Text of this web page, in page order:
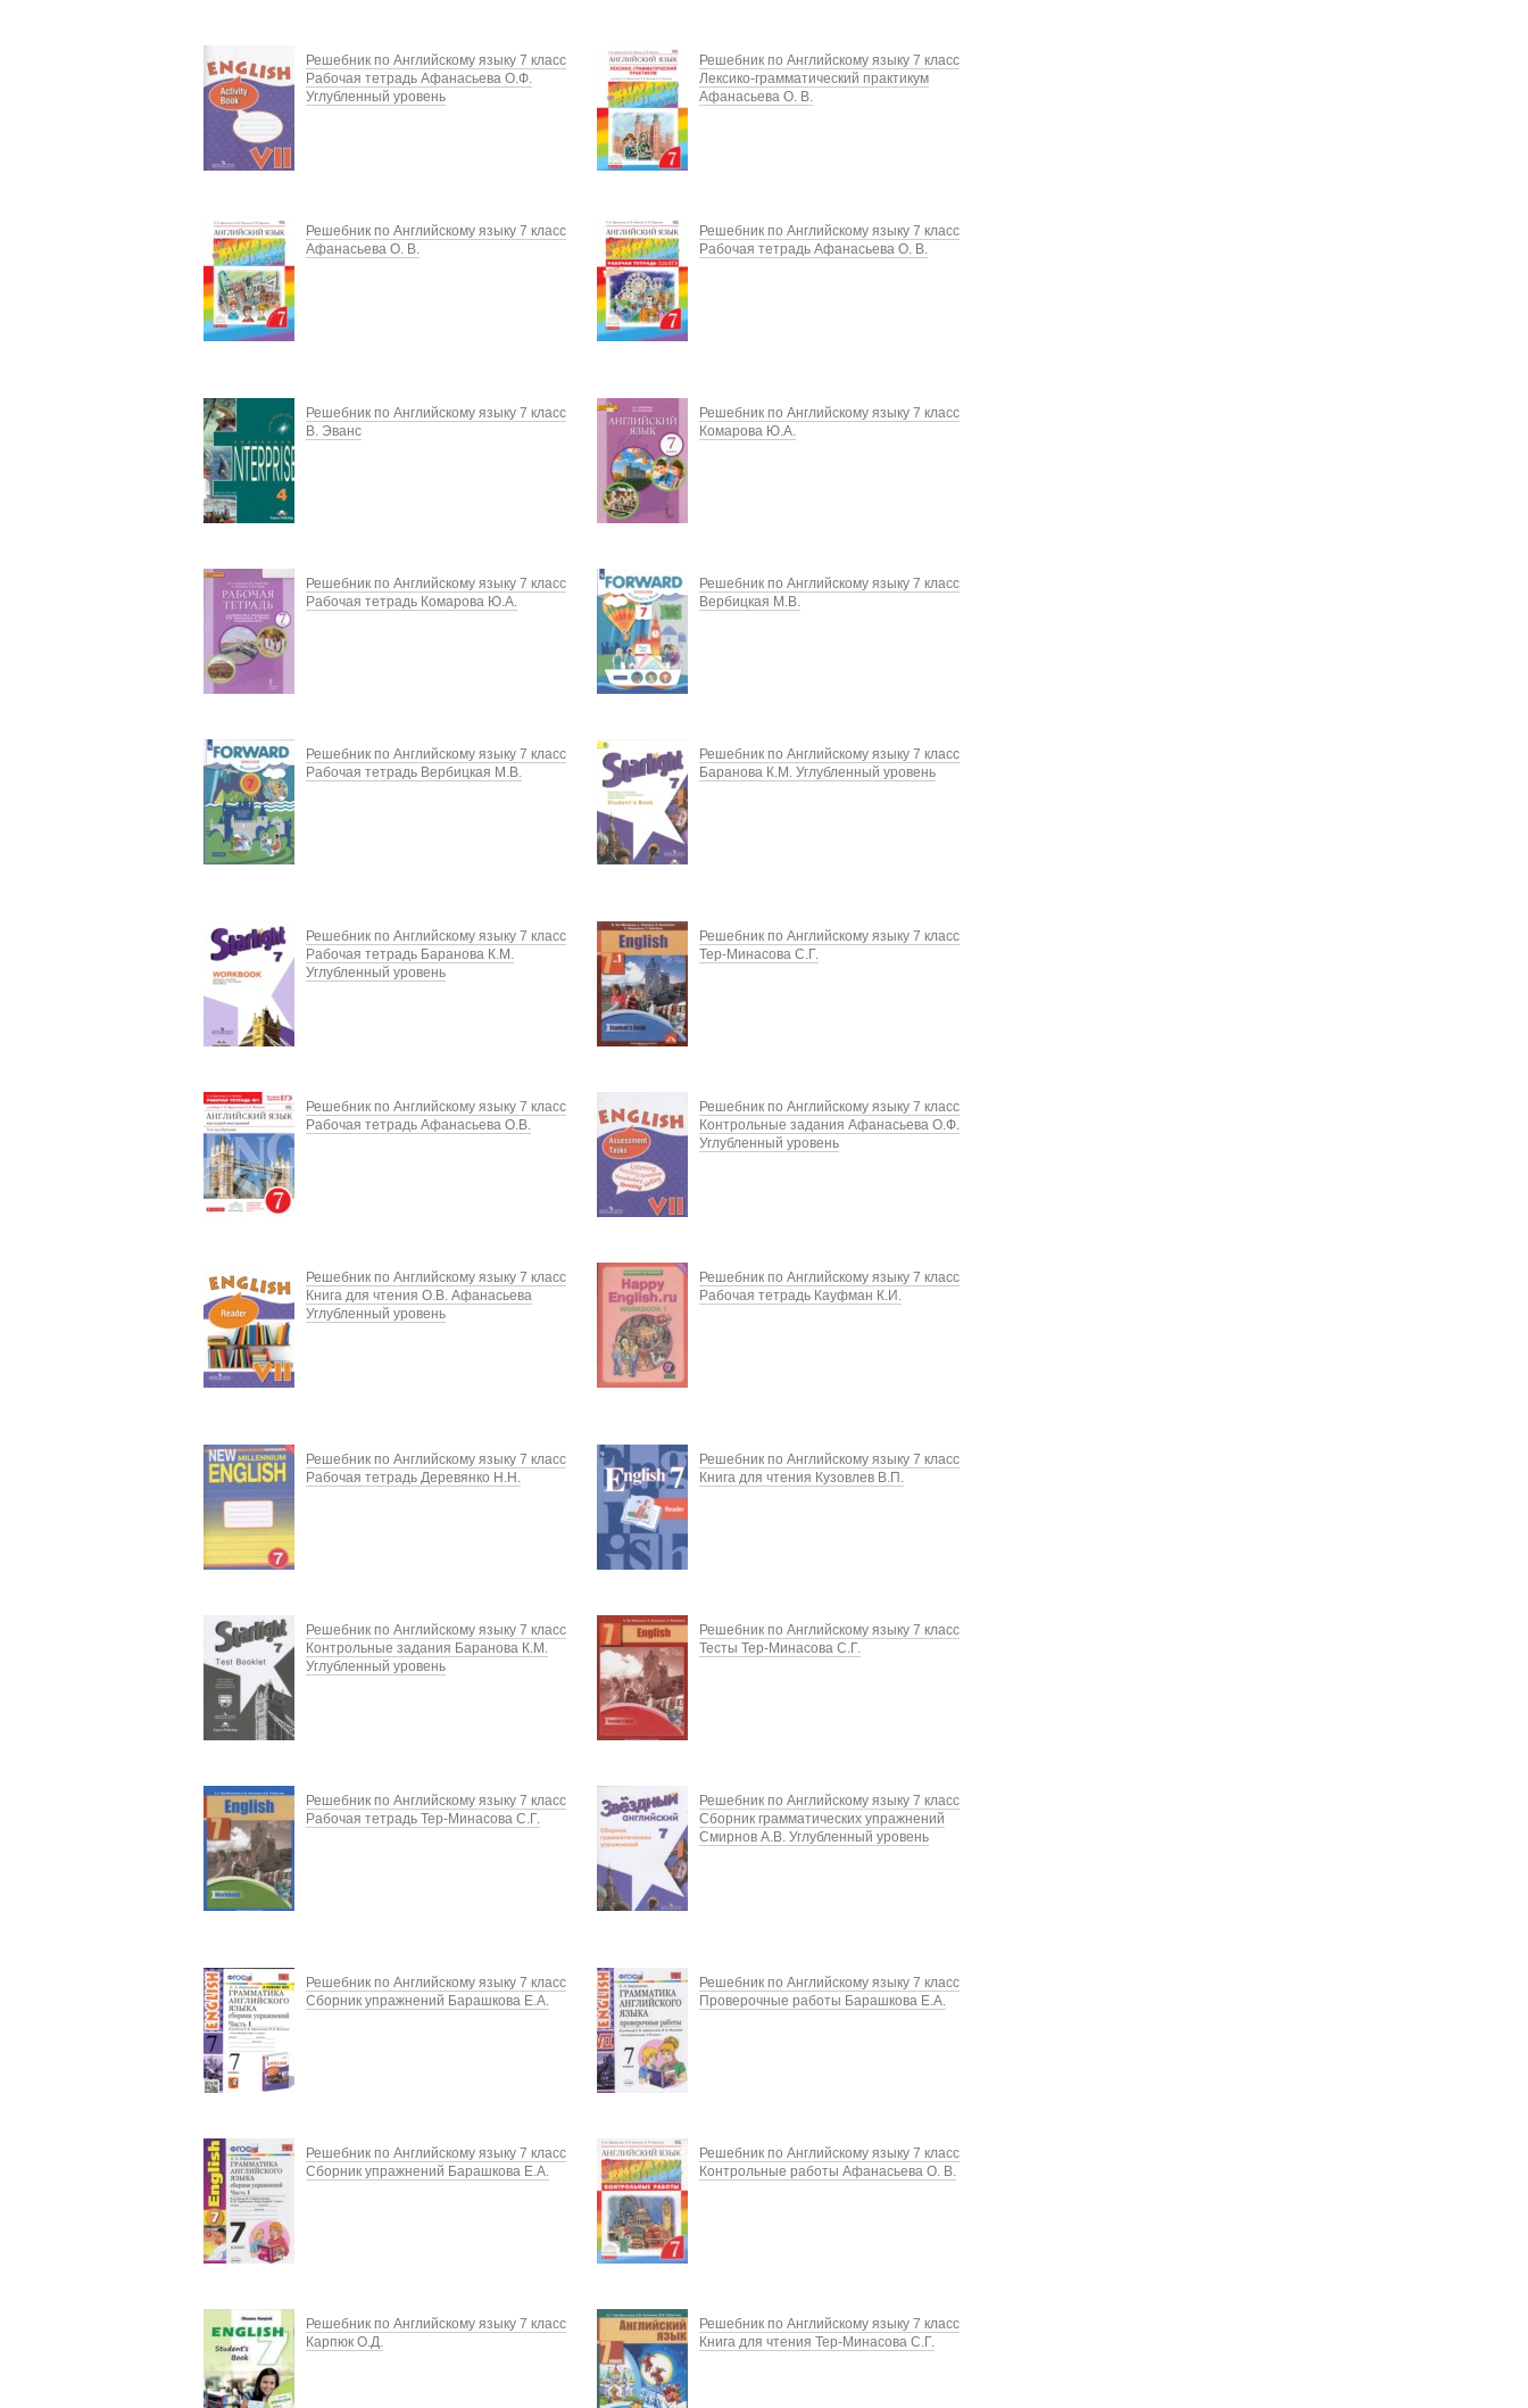
Решебник по Английскому языку 7 класс
Рабочая тетрадь Афанасьева О.Ф.
Углубленный уровень
Решебник по Английскому языку 7 класс
Лексико-грамматический практикум
Афанасьева О. В.
Решебник по Английскому языку 7 класс
Афанасьева О. В.
Решебник по Английскому языку 7 класс
Рабочая тетрадь Афанасьева О. В.
Решебник по Английскому языку 7 класс
В. Эванс
Решебник по Английскому языку 7 класс
Комарова Ю.А.
Решебник по Английскому языку 7 класс
Рабочая тетрадь Комарова Ю.А.
Решебник по Английскому языку 7 класс
Вербицкая М.В.
Решебник по Английскому языку 7 класс
Рабочая тетрадь Вербицкая М.В.
Решебник по Английскому языку 7 класс
Баранова К.М. Углубленный уровень
Решебник по Английскому языку 7 класс
Рабочая тетрадь Баранова К.М.
Углубленный уровень
Решебник по Английскому языку 7 класс
Тер-Минасова С.Г.
Решебник по Английскому языку 7 класс
Рабочая тетрадь Афанасьева О.В.
Решебник по Английскому языку 7 класс
Контрольные задания Афанасьева О.Ф.
Углубленный уровень
Решебник по Английскому языку 7 класс
Книга для чтения О.В. Афанасьева
Углубленный уровень
Решебник по Английскому языку 7 класс
Рабочая тетрадь Кауфман К.И.
Решебник по Английскому языку 7 класс
Рабочая тетрадь Деревянко Н.Н.
Решебник по Английскому языку 7 класс
Книга для чтения Кузовлев В.П.
Решебник по Английскому языку 7 класс
Контрольные задания Баранова К.М.
Углубленный уровень
Решебник по Английскому языку 7 класс
Тесты Тер-Минасова С.Г.
Решебник по Английскому языку 7 класс
Рабочая тетрадь Тер-Минасова С.Г.
Решебник по Английскому языку 7 класс
Сборник грамматических упражнений
Смирнов А.В. Углубленный уровень
Решебник по Английскому языку 7 класс
Сборник упражнений Барашкова Е.А.
Решебник по Английскому языку 7 класс
Проверочные работы Барашкова Е.А.
Решебник по Английскому языку 7 класс
Сборник упражнений Барашкова Е.А.
Решебник по Английскому языку 7 класс
Контрольные работы Афанасьева О. В.
Решебник по Английскому языку 7 класс
Карпюк О.Д.
Решебник по Английскому языку 7 класс
Книга для чтения Тер-Минасова С.Г.